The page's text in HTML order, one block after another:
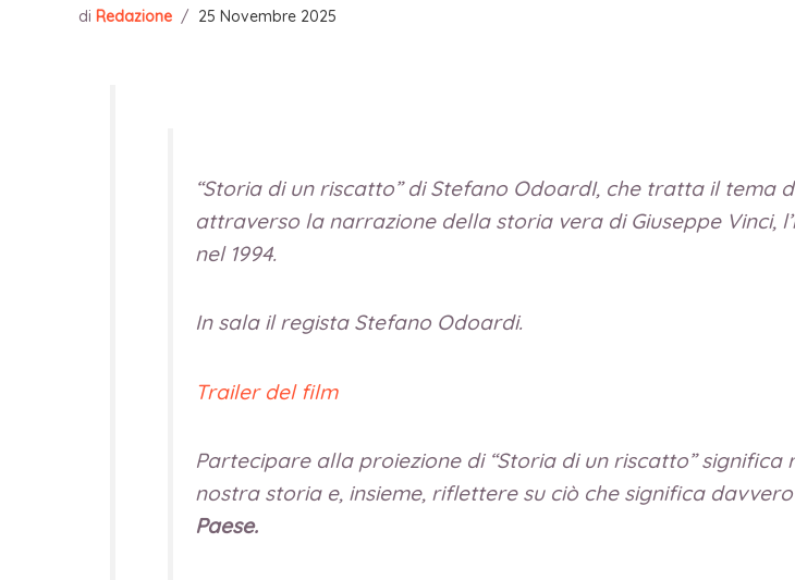
di Redazione / 25 Novembre 2025
“Storia di un riscatto” di Stefano OdoardI, che tratta il
attraverso la narrazione della storia vera di Giuseppe Vinci,
nel 1994.
In sala il regista Stefano Odoardi.
Trailer del film
Partecipare alla proiezione di “Storia di un riscatto”significa
nostra storia e, insieme, riflettere su ciò che significa davvero
Paese.